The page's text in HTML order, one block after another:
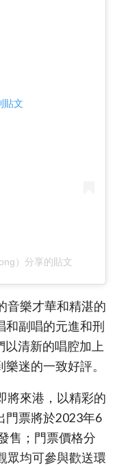
貼文
）分享的貼文
音樂才華和精湛的
和副唱的元進和刑
以清新的唱腔加上
迷的一致好評。
將來港，以精彩的
門票將於2023年6
售；門票價格分
眾均可參與歡送環